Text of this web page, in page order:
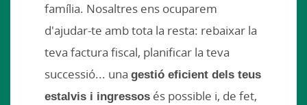
família. Nosaltres ens ocuparem
d'ajudar-te amb tota la resta: rebaixar la
teva factura fiscal, planificar la teva
successió... una gestió eficient dels teus
estalvis i ingressos és possible i, de fet,